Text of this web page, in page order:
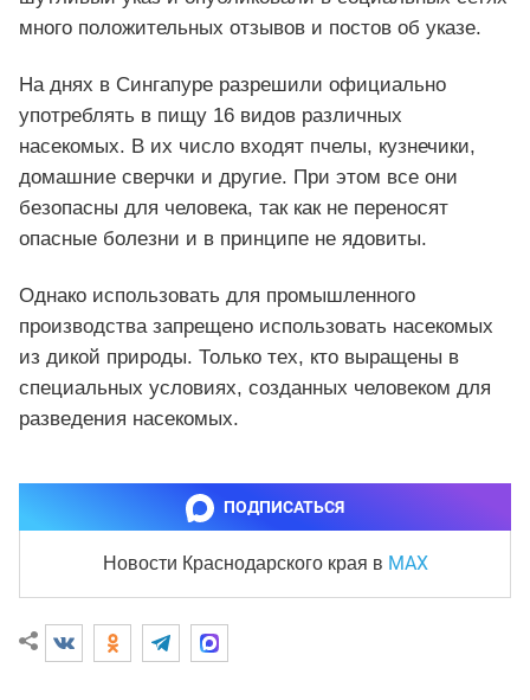
много положительных отзывов и постов об указе.
На днях в Сингапуре разрешили официально
употреблять в пищу 16 видов различных
насекомых. В их число входят пчелы, кузнечики,
домашние сверчки и другие. При этом все они
безопасны для человека, так как не переносят
опасные болезни и в принципе не ядовиты.
Однако использовать для промышленного
производства запрещено использовать насекомых
из дикой природы. Только тех, кто выращены в
специальных условиях, созданных человеком для
разведения насекомых.
ПОДПИСАТЬСЯ
Новости Краснодарского края в MAX